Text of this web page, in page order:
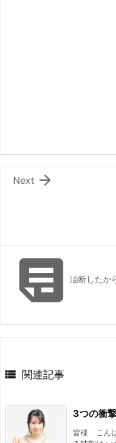

Next
油断したか
 関連記事
3つの衝
皆様 こん